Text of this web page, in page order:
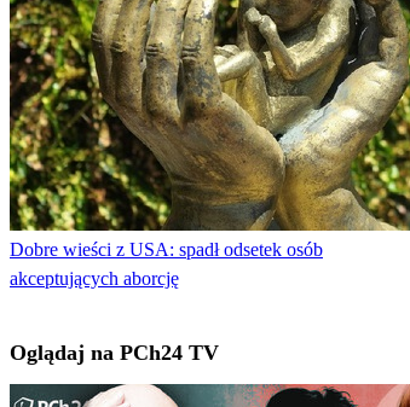
Dobre wieści z USA: spadł odsetek osób
akceptujących aborcję
Oglądaj na PCh24 TV